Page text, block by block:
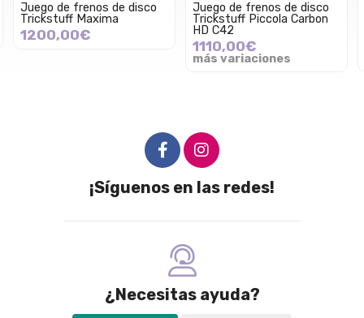
Juego de frenos de disco
Trickstuff Maxima
1200,00€
Juego de frenos de disco
Trickstuff Piccola Carbon
HD C42
1110,00€
más variaciones
¡Síguenos en las redes!
¿Necesitas ayuda?